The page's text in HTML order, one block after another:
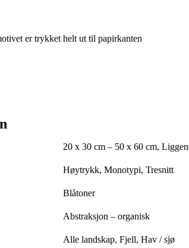
er trykket helt ut til papirkanten
20 x 30 cm – 50 x 60 cm,
Høytrykk, Monotypi, Tresnitt
Blåtoner
Abstraksjon – organisk
Alle landskap, Fjell, Hav / sjø